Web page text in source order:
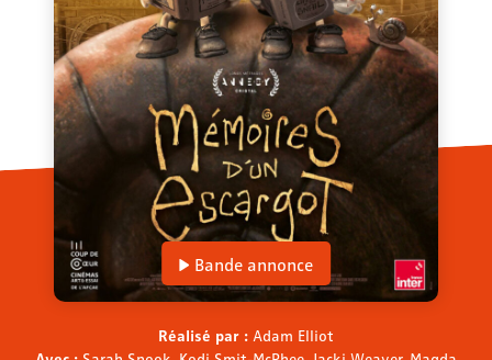
Bande annonce
Réalisé par : Adam Elliot